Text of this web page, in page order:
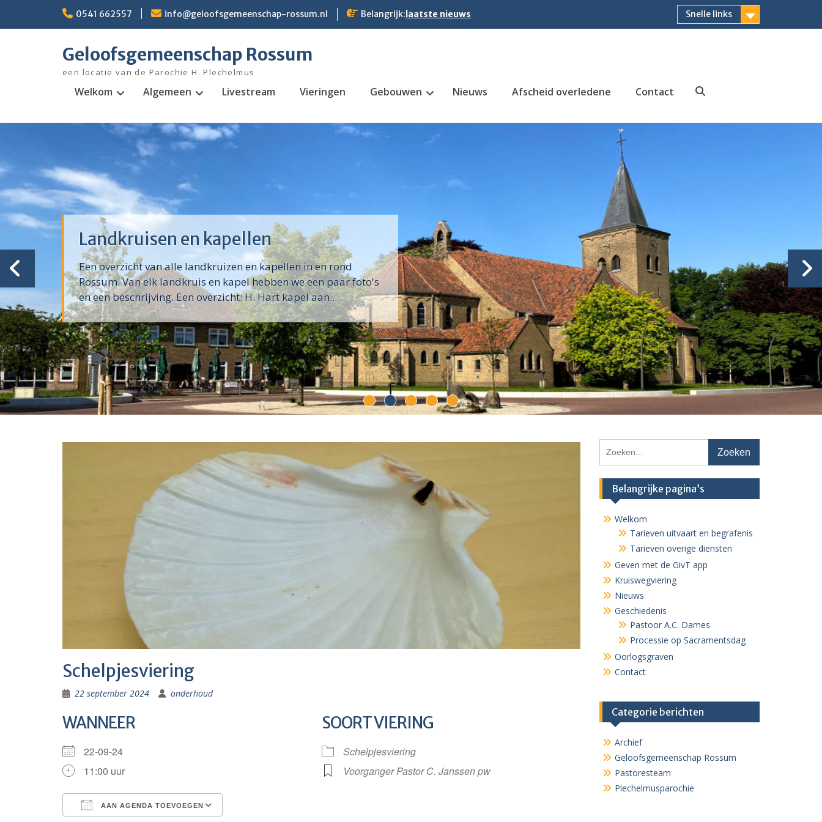
de
0541 662557 info@geloofsgemeenschap-rossum.nl Belangrijk: laatste nieuws Snelle links
Geloofsgemeenschap Rossum
een locatie van de Parochie H. Plechelmus
Welkom Algemeen Livestream Vieringen Gebouwen Nieuws Afscheid overledene Contact
Landkruisen en kapellen
Een overzicht van alle landkruizen en kapellen in en rond
Rossum. Van elk landkruis en kapel hebben we een paar foto's
en een beschrijving. Een overzicht: H. Hart kapel aan...
Schelpjesviering
22 september 2024 onderhoud
WANNEER
22-09-24
11:00 uur
AAN AGENDA TOEVOEGEN
SOORT VIERING
Schelpjesviering
Voorganger Pastor C. Janssen pw
naar:
Belangrijke pagina’s
Welkom
Tarieven uitvaart en begrafenis
Tarieven overige diensten
Geven met de GivT app
Kruiswegviering
Nieuws
Geschiedenis
Pastoor A.C. Dames
Processie op Sacramentsdag
Oorlogsgraven
Contact
Categorie berichten
Archief
Geloofsgemeenschap Rossum
Pastoresteam
Plechelmusparochie